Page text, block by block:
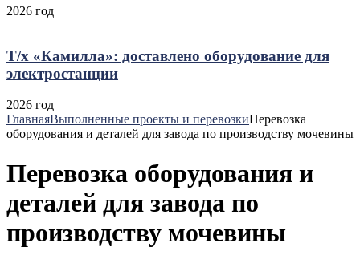
2026 год
Т/х «Камилла»: доставлено оборудование для
электростанции
2026 год
ГлавнаяВыполненные проекты и перевозкиПеревозка
оборудования и деталей для завода по производству мочевины
Перевозка оборудования и
деталей для завода по
производству мочевины